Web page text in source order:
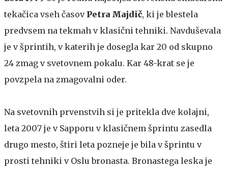
tekačica vseh časov Petra Majdič, ki je blestela
predvsem na tekmah v klasični tehniki. Navduševala
je v šprintih, v katerih je dosegla kar 20 od skupno
24 zmag v svetovnem pokalu. Kar 48-krat se je
povzpela na zmagovalni oder.
Na svetovnih prvenstvih si je pritekla dve kolajni,
leta 2007 je v Sapporu v klasičnem šprintu zasedla
drugo mesto, štiri leta pozneje je bila v šprintu v
prosti tehniki v Oslu bronasta. Bronastega leska je